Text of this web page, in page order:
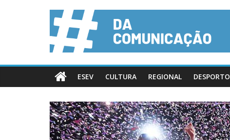
ESEV CULTURA REGIONAL DESPORTO